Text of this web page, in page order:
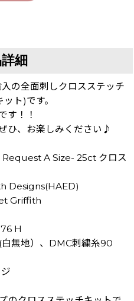
細
の全面刺しクロスステッチ
ト)です。
す！！
ひ、お楽しみください♪
A Size- 25ct クロス
Designs(HAED)
Griffith
H
無地）、DMC刺繍糸90